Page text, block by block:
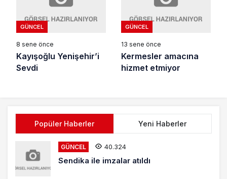
GÜNCEL
8 sene önce
Kayışoğlu Yenişehir’i
Sevdi
GÜNCEL
13 sene önce
Kermesler amacına
hizmet etmiyor
Popüler Haberler Yeni Haberler
GÜNCEL 40.324
Sendika ile imzalar atıldı